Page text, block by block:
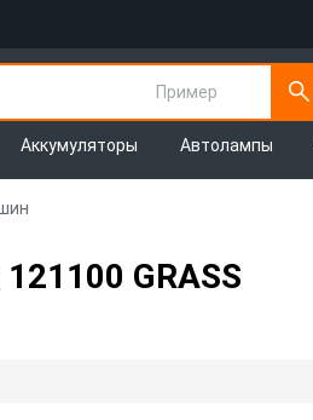
Пример
Аккумуляторы Автолампы
GRASS